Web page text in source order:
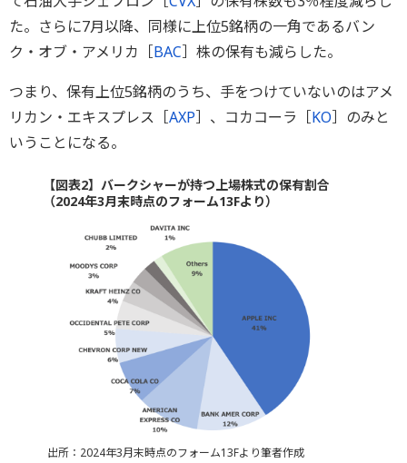
た。さらに7月以降、同様に上位5銘柄の一角であるバン
ク・オブ・アメリカ［BAC］株の保有も減らした。
つまり、保有上位5銘柄のうち、手をつけていないのはアメ
リカン・エキスプレス［AXP］、コカコーラ［KO］のみと
いうことになる。
【図表2】バークシャーが持つ上場株式の保有割合
（2024年3月末時点のフォーム13Fより）
出所：2024年3月末時点のフォーム13Fより筆者作成